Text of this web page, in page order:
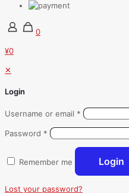
0
¥0
✕
Login
Username or email *
Password *
Remember me Login
Lost your password?